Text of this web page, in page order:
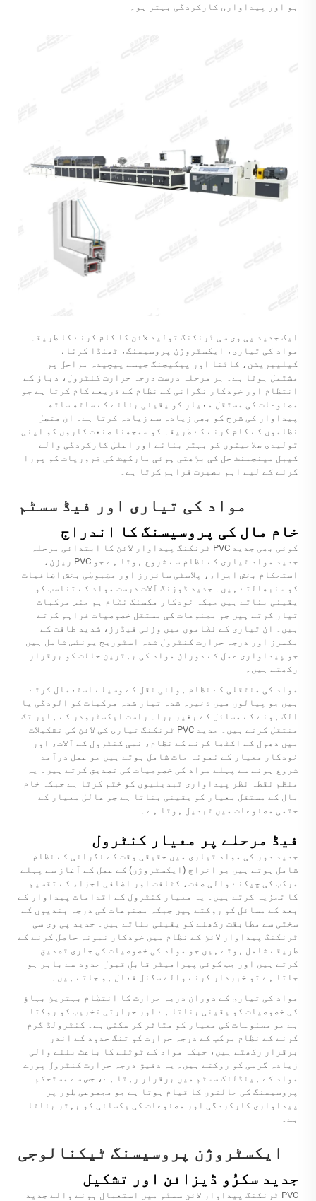
ہو اور پیداواری کارکردگی بہتر ہو۔
ایک جدید پی وی سی ٹرنکنگ تولید لائن کا کام کرنے کا طریقہ
مواد کی تیاری، ایکسٹروژن پروسیسنگ، ٹھنڈا کرنا،
کیلیبریشن، کاٹنا اور پیکیجنگ جیسے پیچیدہ مراحل پر
مشتمل ہوتا ہے۔ ہر مرحلہ درست درجہ حرارت کنٹرول، دباؤ کے
انتظام اور خودکار نگرانی کے نظام کے ذریعے کام کرتا ہے جو
مصنوعات کی مستقل معیار کو یقینی بنانے کے ساتھ ساتھ
پیداوار کی شرح کو بھی زیادہ سے زیادہ کرتا ہے۔ ان متصل
نظاموں کے کام کرنے کے طریقہ کو سمجھنا صنعت کاروں کو اپنی
تولیدی صلاحیتوں کو بہتر بنانے اور اعلیٰ کارکردگی والے
کیبل مینجمنٹ حل کی بڑھتی ہوئی مارکیٹ کی ضروریات کو پورا
کرنے کے لیے اہم بصیرت فراہم کرتا ہے۔
مواد کی تیاری اور فیڈ سسٹم
خام مال کی پروسیسنگ کا اندراج
کوئی بھی جدید PVC ٹرنکنگ پیداوار لائن کا ابتدائی مرحلہ
جدید مواد تیاری کے نظام سے شروع ہوتا ہے جو PVC ریزن،
استحکام بخش اجزاء، پلاسٹی سائزرز اور مضبوطی بخش اضافیات
کو سنبھالتے ہیں۔ جدید ڈوزنگ آلات درست مواد کے تناسب کو
یقینی بناتے ہیں جبکہ خودکار مکسنگ نظام ہم جنس مرکبات
تیار کرتے ہیں جو مصنوعات کی مستقل خصوصیات فراہم کرتے
ہیں۔ ان تیاری کے نظاموں میں وزنی فیڈرز، شدید طاقت کے
مکسرز اور درجہ حرارت کنٹرول شدہ اسٹوریج یونٹس شامل ہیں
جو پیداواری عمل کے دوران مواد کی بہترین حالت کو برقرار
رکھتے ہیں۔
مواد کی منتقلی کے نظام ہوائی نقل کے وسیلے استعمال کرتے
ہیں جو پیالوں میں ذخیرہ شدہ تیار شدہ مرکبات کو آلودگی یا
الگ ہونے کے مسائل کے بغیر براہ راست ایکسٹرودر کے ہاپر تک
منتقل کرتے ہیں۔ جدید PVC ٹرنکنگ تیاری کی لائن کی تشکیلات
میں دھول کے اکٹھا کرنے کے نظام، نمی کنٹرول کے آلات، اور
خودکار معیار کے نمونہ جات شامل ہوتے ہیں جو عمل درآمد
شروع ہونے سے پہلے مواد کی خصوصیات کی تصدیق کرتے ہیں۔ یہ
منظم نقطہ نظر پیداواری تبدیلیوں کو ختم کرتا ہے جبکہ خام
مال کے مستقل معیار کو یقینی بناتا ہے جو عالیٰ معیار کے
حتمی مصنوعات میں تبدیل ہوتا ہے۔
فیڈ مرحلے پر معیار کنٹرول
جدید دور کی مواد تیاری میں حقیقی وقت کے نگرانی کے نظام
شامل ہوتے ہیں جو اخراج (ایکسٹروژن) کے عمل کے آغاز سے پہلے
مرکب کی چپکنے والی صفت، کثافت اور اضافی اجزاء کے تقسیم
کا تجزیہ کرتے ہیں۔ یہ معیار کنٹرول کے اقدامات پیداوار کے
بعد کے مسائل کو روکتے ہیں جبکہ مصنوعات کی درجہ بندیوں کے
سختی سے مطابقت رکھنے کو یقینی بناتے ہیں۔ جدید پی وی سی
ٹرنکنگ پیداوار لائن کے نظام میں خودکار نمونہ حاصل کرنے کے
طریقے شامل ہوتے ہیں جو مواد کی خصوصیات کی جاری تصدیق
کرتے ہیں اور جب کوئی پیرامیٹر قابلِ قبول حدود سے باہر ہو
جاتا ہے تو خبردار کرنے والے سگنل فعال ہو جاتے ہیں۔
مواد کی تیاری کے دوران درجہ حرارت کا انتظام بہترین بہاؤ
کی خصوصیات کو یقینی بناتا ہے اور حرارتی تخریب کو روکتا
ہے جو مصنوعات کی معیار کو متاثر کر سکتی ہے۔ کنٹرولڈ گرم
کرنے کے نظام مرکب کے درجہ حرارت کو تنگ حدود کے اندر
برقرار رکھتے ہیں، جبکہ مواد کے ٹوٹنے کا باعث بننے والی
زیادہ گرمی کو روکتے ہیں۔ یہ دقیق درجہ حرارت کنٹرول پورے
مواد کے ہینڈلنگ سسٹم میں برقرار رہتا ہے، جس سے مستحکم
پروسیسنگ کی حالتوں کا قیام ہوتا ہے جو مجموعی طور پر
پیداواری کارکردگی اور مصنوعات کی یکسانی کو بہتر بناتا
ہے۔
ایکسٹروژن پروسیسنگ ٹیکنالوجی
جدید سکرُو ڈیزائن اور تشکیل
PVC ٹرنکنگ پیداوار لائن سسٹم میں استعمال ہونے والے جدید